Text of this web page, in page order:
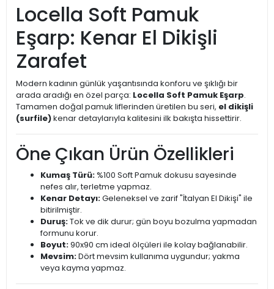
Locella Soft Pamuk
Eşarp: Kenar El Dikişli
Zarafet
Modern kadının günlük yaşantısında konforu ve şıklığı bir
arada aradığı en özel parça: Locella Soft Pamuk Eşarp.
Tamamen doğal pamuk liflerinden üretilen bu seri, el dikişli
(surfile)kenar detaylarıyla kalitesini ilk bakışta hissettirir.
Öne Çıkan Ürün Özellikleri
Kumaş Türü: %100 Soft Pamuk dokusu sayesinde
nefes alır, terletme yapmaz.
Kenar Detayı:Geleneksel ve zarif "İtalyan El Dikişi" ile
bitirilmiştir.
Duruş:Tok ve dik durur; gün boyu bozulma yapmadan
formunu korur.
Boyut:90x90 cm ideal ölçüleri ile kolay bağlanabilir.
Mevsim:Dört mevsim kullanıma uygundur; yakma
veya kayma yapmaz.